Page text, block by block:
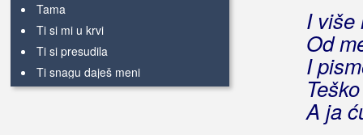
Tama
Ti si mi u krvi
Ti si presudila
Ti snagu daješ meni
Ti, snagu daješ mi
I više
Od
I
A ja